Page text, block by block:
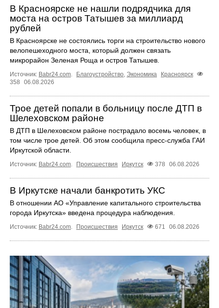
В Красноярске не нашли подрядчика для
моста на остров Татышев за миллиард
рублей
В Красноярске не состоялись торги на строительство нового
велопешеходного моста, который должен связать
микрорайон Зеленая Роща и остров Татышев.
Источник: Babr24.com. Благоустройство, Экономика
Красноярск
358
06.08.2026
Трое детей попали в больницу после ДТП в
Шелеховском районе
В ДТП в Шелеховском районе пострадало восемь человек, в
том числе трое детей. Об этом сообщила пресс‑служба ГАИ
Иркутской области.
Источник: Babr24.com. Происшествия Иркутск 378 06.08.2026
В Иркутске начали банкротить УКС
В отношении АО «Управление капитального строительства
города Иркутска» введена процедура наблюдения.
Источник: Babr24.com. Происшествия Иркутск 671 06.08.2026